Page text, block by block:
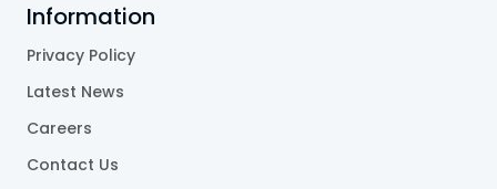
Information
Privacy Policy
Latest News
Careers
Contact Us